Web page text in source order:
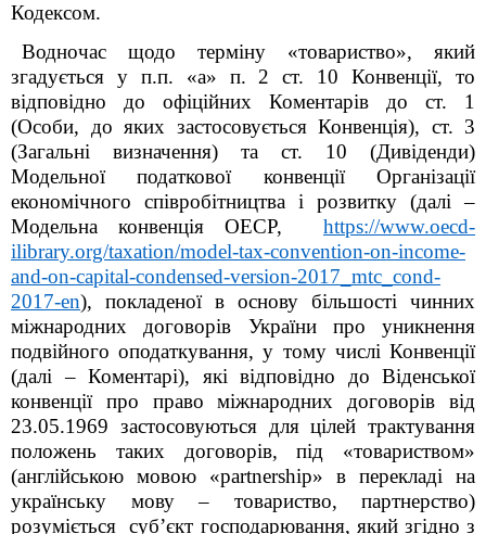
Кодексом.
Водночас щодо терміну «товариство», який
згадується у п.п. «а» п. 2 ст. 10 Конвенції, то
відповідно до офіційних Коментарів до ст. 1
(Особи, до яких застосовується Конвенція), ст. 3
(Загальні визначення) та ст. 10 (Дивіденди)
Модельної податкової конвенції Організації
економічного співробітництва і розвитку (далі –
Модельна конвенція ОЕСР, https://www.oecd-
ilibrary.org/taxation/model-tax-convention-on-income-
and-on-capital-condensed-version-2017_mtc_cond-
2017-en), покладеної в основу більшості чинних
міжнародних договорів України про уникнення
подвійного оподаткування, у тому числі Конвенції
(далі – Коментарі), які відповідно до Віденської
конвенції про право міжнародних договорів від
23.05.1969 застосовуються для цілей трактування
положень таких договорів, під «товариством»
(англійською мовою «partnership» в перекладі на
українську мову – товариство, партнерство)
розуміється субʼєкт господарювання, який згідно з